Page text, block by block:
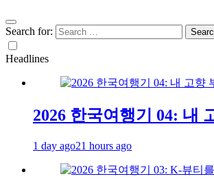
Search for:
Headlines
2026 한국여행기 04: 내
1 day ago21 hours ago